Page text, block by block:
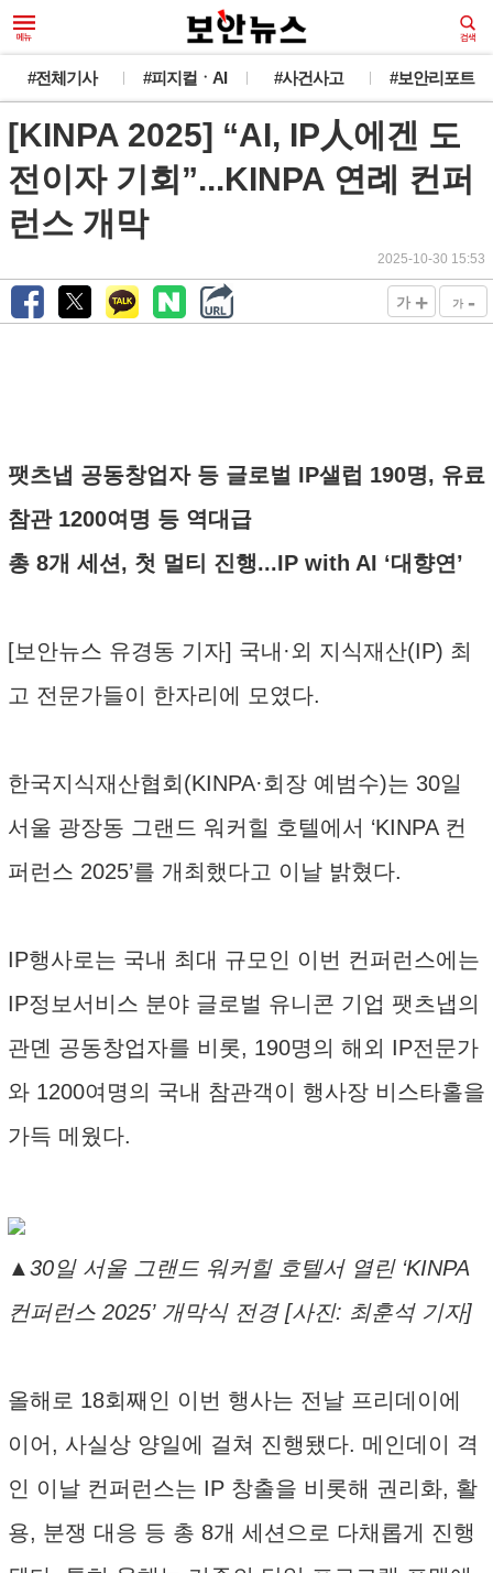
#전체기사 #피지컬ㆍAI #사건사고 #보안리포트
[KINPA 2025] “AI, IP人에겐 도
전이자 기회”...KINPA 연례 컨퍼
런스 개막
2025-10-30 15:53
가 + 가 -
팻츠냅 공동창업자 등 글로벌 IP샐럽 190명, 유료
참관 1200여명 등 역대급
총 8개 세션, 첫 멀티 진행...IP with AI ‘대향연’
[보안뉴스 유경동 기자] 국내·외 지식재산(IP) 최
고 전문가들이 한자리에 모였다.
한국지식재산협회(KINPA·회장 예범수)는 30일
서울 광장동 그랜드 워커힐 호텔에서 ‘KINPA 컨
퍼런스 2025’를 개최했다고 이날 밝혔다.
IP행사로는 국내 최대 규모인 이번 컨퍼런스에는
IP정보서비스 분야 글로벌 유니콘 기업 팻츠냅의
관뎬 공동창업자를 비롯, 190명의 해외 IP전문가
와 1200여명의 국내 참관객이 행사장 비스타홀을
가득 메웠다.
▲30일 서울 그랜드 워커힐 호텔서 열린 ‘KINPA
컨퍼런스 2025’ 개막식 전경 [사진: 최훈석 기자]
올해로 18회째인 이번 행사는 전날 프리데이에
이어, 사실상 양일에 걸쳐 진행됐다. 메인데이 격
인 이날 컨퍼런스는 IP 창출을 비롯해 권리화, 활
용, 분쟁 대응 등 총 8개 세션으로 다채롭게 진행